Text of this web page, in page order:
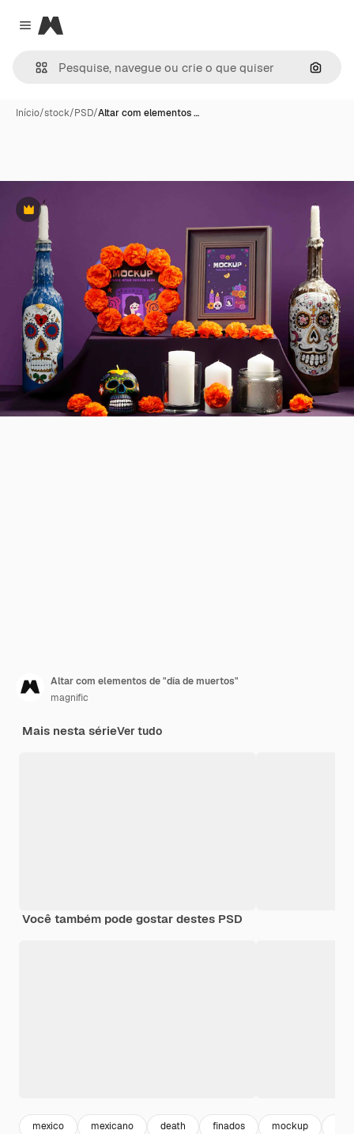
Close menu
Magnific
Início/stock/PSD/Altar com elementos …
Premium
Altar com elementos de "día de muertos"
magnific
Mais nesta sérieVer tudo
Você também pode gostar destes PSD
mexico mexicano death finados mockup